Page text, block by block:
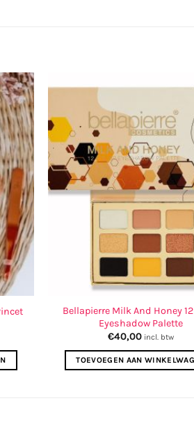
Bellapierre Milk And Honey
Eyeshadow Palette
€40,00 incl. btw
TOEVOEGEN AAN